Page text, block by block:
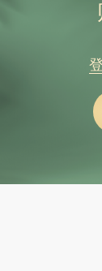
解读中美经贸磋商初
两年所作所为越来越
应急响应提升至三级应